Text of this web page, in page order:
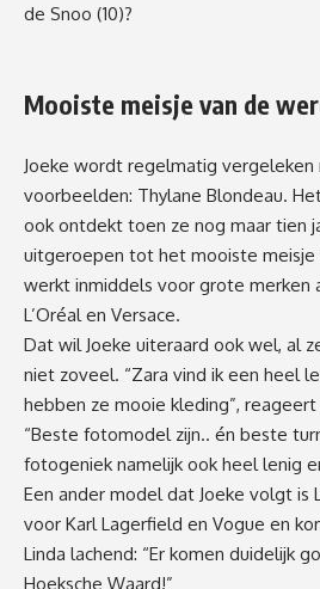
de Snoo (10)?
Mooiste meisje van de
Joeke wordt regelmatig
voorbeelden: Thylane Blondeau.
ook ontdekt toen ze nog maar tien
uitgeroepen tot het mooiste meisje
werkt inmiddels voor grote merken
L’Oréal en Versace.
Dat wil Joeke uiteraard ook wel, al
niet zoveel. “Zara vind ik een heel
hebben ze mooie kleding”,
“Beste fotomodel zijn.. én beste
fotogeniek namelijk ook heel lenig
Een ander model dat Joeke volgt is
voor Karl Lagerfield en Vogue en
Linda lachend: “Er komen duidelijk
Hoeksche Waard!”